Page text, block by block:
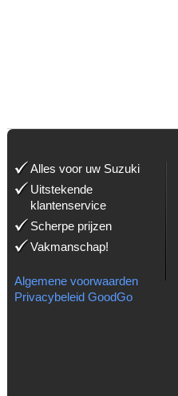
Alles voor uw Suzuki
Uitstekende
klantenservice
Scherpe prijzen
Vakmanschap!
Algemene voorwaarden
Privacybeleid GoodGo